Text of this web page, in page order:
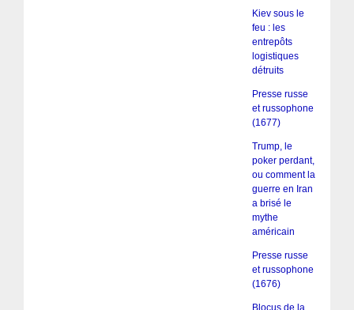
Kiev sous le
feu : les
entrepôts
logistiques
détruits
Presse russe
et russophone
(1677)
Trump, le
poker perdant,
ou comment la
guerre en Iran
a brisé le
mythe
américain
Presse russe
et russophone
(1676)
Blocus de la